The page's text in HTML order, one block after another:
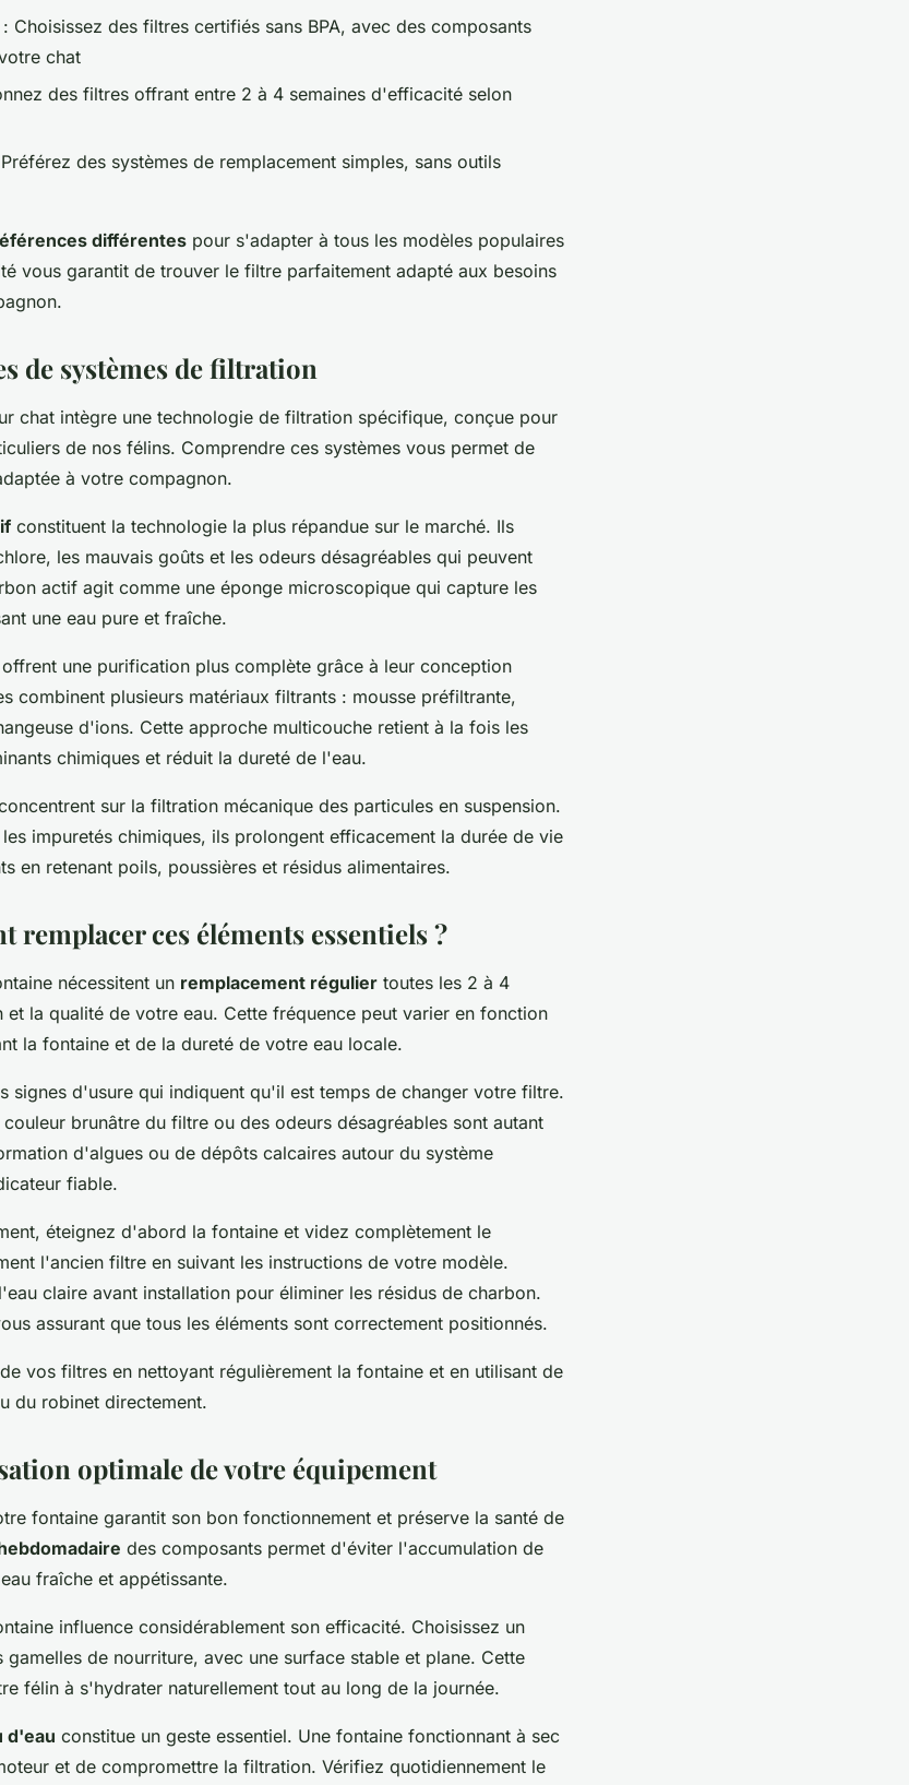
: Choisissez des filtres certifiés sans BPA, avec des composants
chat
des filtres offrant entre 2 à 4 semaines d'efficacité selon
des systèmes de remplacement simples, sans outils
différentes pour s'adapter à tous les modèles populaires
vous garantit de trouver le filtre parfaitement adapté aux besoins
de systèmes de filtration
chat intègre une technologie de filtration spécifique, conçue pour
de nos félins. Comprendre ces systèmes vous permet de
à votre compagnon.
constituent la technologie la plus répandue sur le marché. Ils
les mauvais goûts et les odeurs désagréables qui peuvent
actif agit comme une éponge microscopique qui capture les
une eau pure et fraîche.
offrent une purification plus complète grâce à leur conception
combinent plusieurs matériaux filtrants : mousse préfiltrante,
d'ions. Cette approche multicouche retient à la fois les
chimiques et réduit la dureté de l'eau.
sur la filtration mécanique des particules en suspension.
impuretés chimiques, ils prolongent efficacement la durée de vie
en retenant poils, poussières et résidus alimentaires.
remplacer ces éléments essentiels ?
nécessitent un remplacement régulier toutes les 2 à 4
et la qualité de votre eau. Cette fréquence peut varier en fonction
la fontaine et de la dureté de votre eau locale.
signes d'usure qui indiquent qu'il est temps de changer votre filtre.
brunâtre du filtre ou des odeurs désagréables sont autant
d'algues ou de dépôts calcaires autour du système
fiable.
éteignez d'abord la fontaine et videz complètement le
l'ancien filtre en suivant les instructions de votre modèle.
claire avant installation pour éliminer les résidus de charbon.
assurant que tous les éléments sont correctement positionnés.
vos filtres en nettoyant régulièrement la fontaine et en utilisant de
du robinet directement.
optimale de votre équipement
fontaine garantit son bon fonctionnement et préserve la santé de
des composants permet d'éviter l'accumulation de
fraîche et appétissante.
influence considérablement son efficacité. Choisissez un
de nourriture, avec une surface stable et plane. Cette
félin à s'hydrater naturellement tout au long de la journée.
d'eau constitue un geste essentiel. Une fontaine fonctionnant à sec
et de compromettre la filtration. Vérifiez quotidiennement le